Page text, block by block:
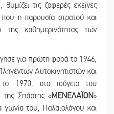
τις ζοφερές εκείνες
η παρουσία στρατού και
της καθημερινότητας των
για πρώτη φορά το 1946,
Αυτοκινητιστών και
το 1970, στο ισόγειο του
της Σπάρτης «ΜΕΝΕΛΑΪΟΝ»
γωνία του, Παλαιολόγου και